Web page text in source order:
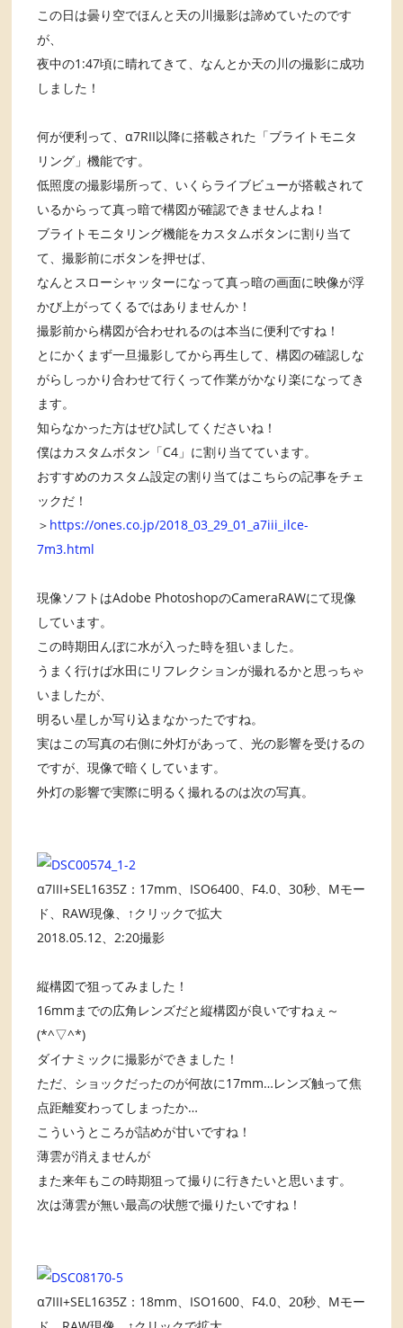
この日は曇り空でほんと天の川撮影は諦めていたのです
が、
夜中の1:47頃に晴れてきて、なんとか天の川の撮影に成功
しました！
何が便利って、α7RII以降に搭載された「ブライトモニタ
リング」機能です。
低照度の撮影場所って、いくらライブビューが搭載されて
いるからって真っ暗で構図が確認できませんよね！
ブライトモニタリング機能をカスタムボタンに割り当て
て、撮影前にボタンを押せば、
なんとスローシャッターになって真っ暗の画面に映像が浮
かび上がってくるではありませんか！
撮影前から構図が合わせれるのは本当に便利ですね！
とにかくまず一旦撮影してから再生して、構図の確認しな
がらしっかり合わせて行くって作業がかなり楽になってき
ます。
知らなかった方はぜひ試してくださいね！
僕はカスタムボタン「C4」に割り当てています。
おすすめのカスタム設定の割り当てはこちらの記事をチェ
ックだ！
＞ https://ones.co.jp/2018_03_29_01_a7iii_ilce-
7m3.html
現像ソフトはAdobe PhotoshopのCameraRAWにて現像
しています。
この時期田んぼに水が入った時を狙いました。
うまく行けば水田にリフレクションが撮れるかと思っちゃ
いましたが、
明るい星しか写り込まなかったですね。
実はこの写真の右側に外灯があって、光の影響を受けるの
ですが、現像で暗くしています。
外灯の影響で実際に明るく撮れるのは次の写真。
α7III+SEL1635Z：17mm、ISO6400、F4.0、30秒、Mモー
ド、RAW現像、↑クリックで拡大
2018.05.12、2:20撮影
縦構図で狙ってみました！
16mmまでの広角レンズだと縦構図が良いですねぇ～
(*^▽^*)
ダイナミックに撮影ができました！
ただ、ショックだったのが何故に17mm…レンズ触って焦
点距離変わってしまったか…
こういうところが詰めが甘いですね！
薄雲が消えませんが
また来年もこの時期狙って撮りに行きたいと思います。
次は薄雲が無い最高の状態で撮りたいですね！
α7III+SEL1635Z：18mm、ISO1600、F4.0、20秒、Mモー